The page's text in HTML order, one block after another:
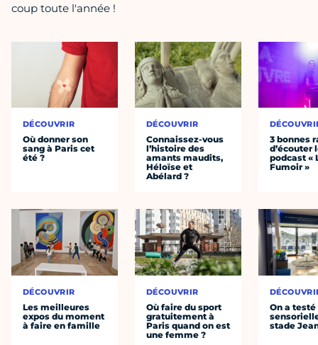
coup toute l'année !
DÉCOUVRIR
Où donner son
sang à Paris cet
été ?
DÉCOUVRIR
Les meilleures
expos du moment
à faire en famille
DÉCOUVRIR
Connaissez-vous
l’histoire des
amants maudits,
Héloïse et
Abélard ?
DÉCOUVRIR
Où faire du sport
gratuitement à
Paris quand on est
une femme ?
3 bonnes
d’écouter
podcast «
Fumoir »
On a
stade